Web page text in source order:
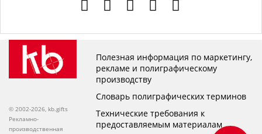
© 2002-2026, kb.gifts
Рекламно-
производственная
Полезная информация по маркетингу,
рекламе и полиграфическому
производству
Словарь полиграфических терминов
Технические требования к
предоставляемым материалам